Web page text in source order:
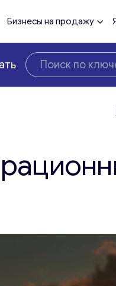
Бизнесы на продажу